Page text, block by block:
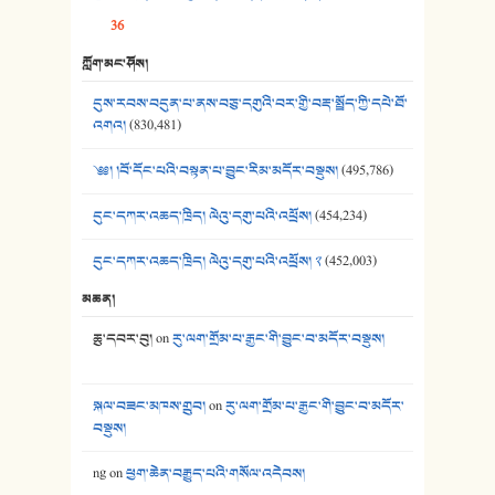
36
ཀློག་མང་ཤོས།
དུས་རབས་བདུན་པ་ནས་བཅུ་དགུའི་བར་གྱི་བརྡ་སྤྲོད་ཀྱི་དཔེ་ཐོ་
འགའ།(830,481)
༄༅། །བོ་དོང་པའི་བསྟན་པ་བྱུང་རིམ་མདོར་བསྡུས།(495,786)
དུང་དཀར་འཆད་ཁྲིད། ལེའུ་དགུ་པའི་འཕྲོས།(454,234)
དུང་དཀར་འཆད་ཁྲིད། ལེའུ་དགུ་པའི་འཕྲོས། ༢(452,003)
མཆན།
ཆུ་དབར་བུ།onརུ་ལག་གྲོམ་པ་རྒྱང་གི་བྱུང་བ་མདོར་བསྡུས།
སྐལ་བཟང་མཁས་གྲུབ།onརུ་ལག་གྲོམ་པ་རྒྱང་གི་བྱུང་བ་མདོར་
བསྡུས།
ngonཕྱག་ཆེན་བརྒྱུད་པའི་གསོལ་འདེབས།